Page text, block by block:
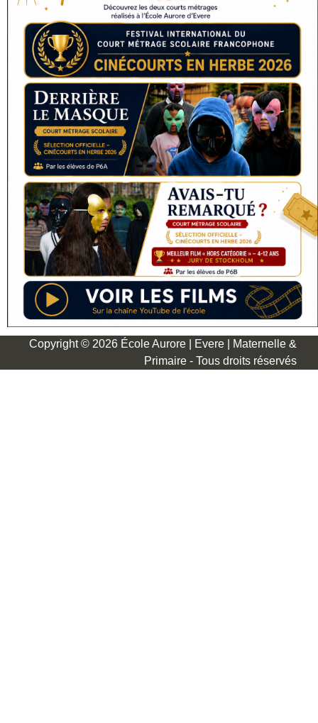
Copyright © 2026 École Aurore | Evere | Maternelle &
Primaire - Tous droits réservés